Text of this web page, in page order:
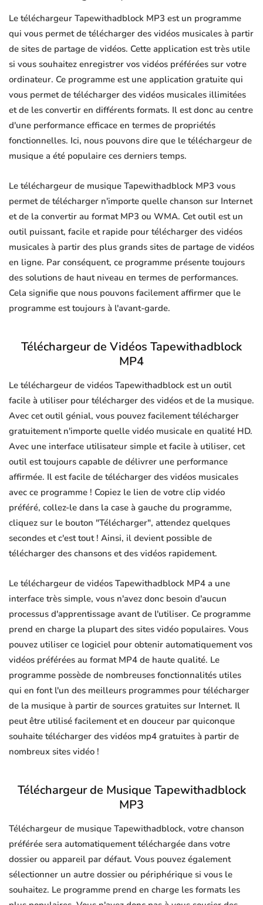
Le téléchargeur Tapewithadblock MP3 est un programme
qui vous permet de télécharger des vidéos musicales à partir
de sites de partage de vidéos. Cette application est très utile
si vous souhaitez enregistrer vos vidéos préférées sur votre
ordinateur. Ce programme est une application gratuite qui
vous permet de télécharger des vidéos musicales illimitées
et de les convertir en différents formats. Il est donc au centre
d'une performance efficace en termes de propriétés
fonctionnelles. Ici, nous pouvons dire que le téléchargeur de
musique a été populaire ces derniers temps.
Le téléchargeur de musique Tapewithadblock MP3 vous
permet de télécharger n'importe quelle chanson sur Internet
et de la convertir au format MP3 ou WMA. Cet outil est un
outil puissant, facile et rapide pour télécharger des vidéos
musicales à partir des plus grands sites de partage de vidéos
en ligne. Par conséquent, ce programme présente toujours
des solutions de haut niveau en termes de performances.
Cela signifie que nous pouvons facilement affirmer que le
programme est toujours à l'avant-garde.
Téléchargeur de Vidéos Tapewithadblock
MP4
Le téléchargeur de vidéos Tapewithadblock est un outil
facile à utiliser pour télécharger des vidéos et de la musique.
Avec cet outil génial, vous pouvez facilement télécharger
gratuitement n'importe quelle vidéo musicale en qualité HD.
Avec une interface utilisateur simple et facile à utiliser, cet
outil est toujours capable de délivrer une performance
affirmée. Il est facile de télécharger des vidéos musicales
avec ce programme ! Copiez le lien de votre clip vidéo
préféré, collez-le dans la case à gauche du programme,
cliquez sur le bouton "Télécharger", attendez quelques
secondes et c'est tout ! Ainsi, il devient possible de
télécharger des chansons et des vidéos rapidement.
Le téléchargeur de vidéos Tapewithadblock MP4 a une
interface très simple, vous n'avez donc besoin d'aucun
processus d'apprentissage avant de l'utiliser. Ce programme
prend en charge la plupart des sites vidéo populaires. Vous
pouvez utiliser ce logiciel pour obtenir automatiquement vos
vidéos préférées au format MP4 de haute qualité. Le
programme possède de nombreuses fonctionnalités utiles
qui en font l'un des meilleurs programmes pour télécharger
de la musique à partir de sources gratuites sur Internet. Il
peut être utilisé facilement et en douceur par quiconque
souhaite télécharger des vidéos mp4 gratuites à partir de
nombreux sites vidéo !
Téléchargeur de Musique Tapewithadblock
MP3
Téléchargeur de musique Tapewithadblock, votre chanson
préférée sera automatiquement téléchargée dans votre
dossier ou appareil par défaut. Vous pouvez également
sélectionner un autre dossier ou périphérique si vous le
souhaitez. Le programme prend en charge les formats les